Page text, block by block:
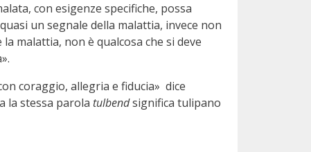
con esigenze specifiche, possa
un segnale della malattia, invece non
malattia, non è qualcosa che si deve
coraggio, allegria e fiducia» dice
la stessa parola tulbendsignifica tulipano